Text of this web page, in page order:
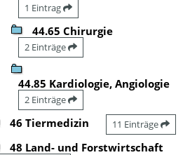
1 Eintrag
44.65 Chirurgie
2 Einträge
44.85 Kardiologie, Angiologie
2 Einträge
46 Tiermedizin 11 Einträge
48 Land- und Forstwirtschaft